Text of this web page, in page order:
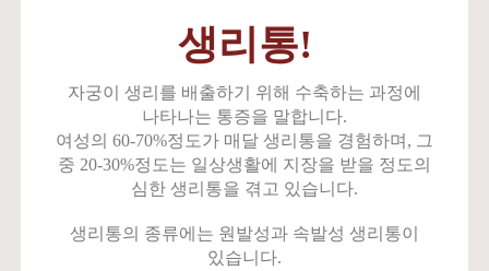
생리통!
자궁이 생리를 배출하기 위해 수축하는 과정에
나타나는 통증을 말합니다.
여성의 60-70%정도가 매달 생리통을 경험하며, 그
중 20-30%정도는 일상생활에 지장을 받을 정도의
심한 생리통을 겪고 있습니다.
생리통의 종류에는 원발성과 속발성 생리통이
있습니다.